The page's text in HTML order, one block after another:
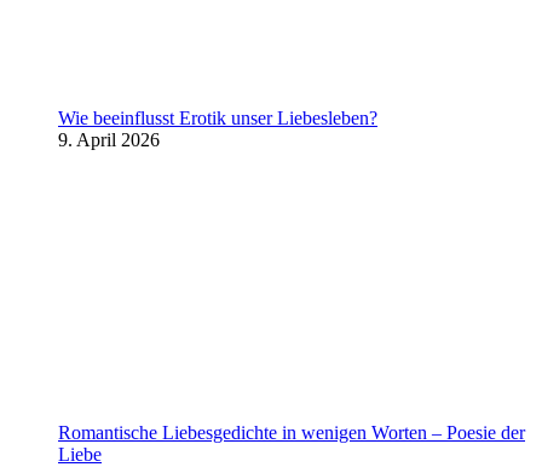
Wie beeinflusst Erotik unser Liebesleben?
9. April 2026
Romantische Liebesgedichte in wenigen Worten – Poesie der
Liebe